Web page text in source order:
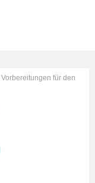
Vorbereitungen für den